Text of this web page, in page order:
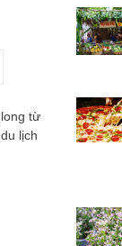
từ
lịch